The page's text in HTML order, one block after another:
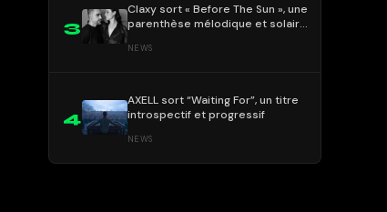
3
Claxy sort « Before The Sun », une
parenthèse mélodique et solaire
NEWS
4
AXELL sort “Waiting For”, un titre
introspectif et progressif
NEWS